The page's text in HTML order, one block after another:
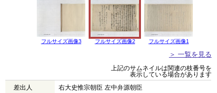
フルサイズ画像3 フルサイズ画像2 フルサイズ画像1
＞ 一覧を見る
上記のサムネイルは関連の枝番号を
表示している場合があります
差出人
右大史惟宗朝臣 左中弁源朝臣